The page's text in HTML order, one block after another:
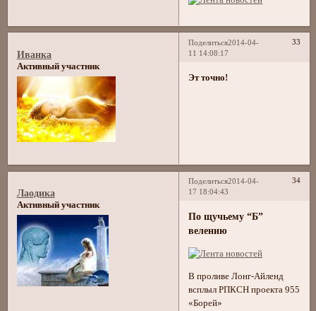
Поделиться 33
2014-04-
11 14:08:17
Иванка
Активный участник
Эт точно!
Поделиться 34
2014-04-
17 18:04:43
Лаодика
Активный участник
По щучьему “Б”
велению
В проливе Лонг-Айленд
всплыл РПКСН проекта 955
«Борей»